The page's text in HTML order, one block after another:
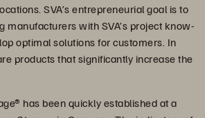
SVA’s entrepreneurial goal is to
with SVA’s project know-
optimal solutions for customers. In
products that significantly increase the
has been quickly established at a